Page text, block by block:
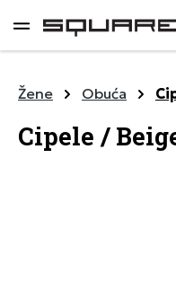
sadržaj
Žene Obuća
Cipele /